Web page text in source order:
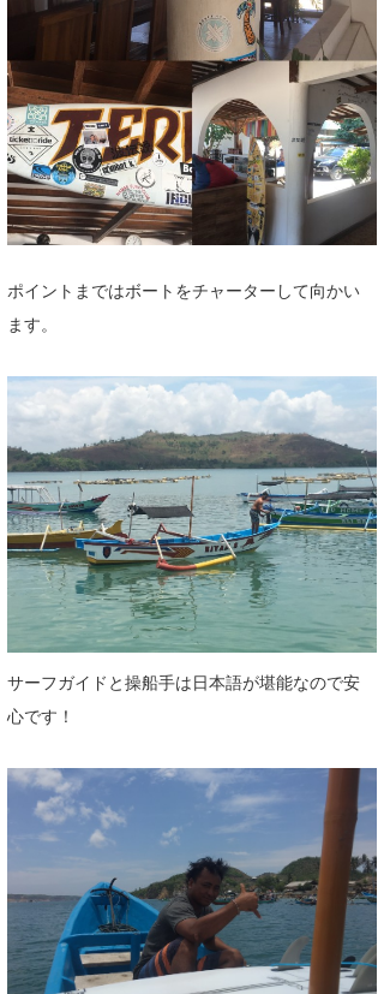
ポイントまではボートをチャーターして向かい
ます。
サーフガイドと操船手は日本語が堪能なので安
心です！